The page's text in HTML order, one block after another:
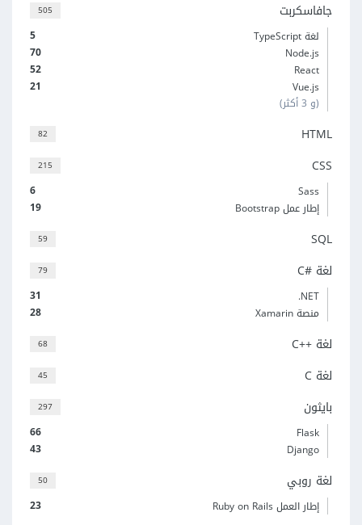
505 جافاسكربت
5
لغة TypeScript
70
Node.js
52
React
21
Vue.js
(و 3 أكثر)
82 HTML
215 CSS
6
Sass
19
إطار عمل Bootstrap
59 SQL
79 لغة C#‎
31
‎.NET
28
منصة Xamarin
68 لغة C++‎
45 لغة C
297 بايثون
66
Flask
43
Django
50 لغة روبي
23 إطار العمل Ruby on Rails